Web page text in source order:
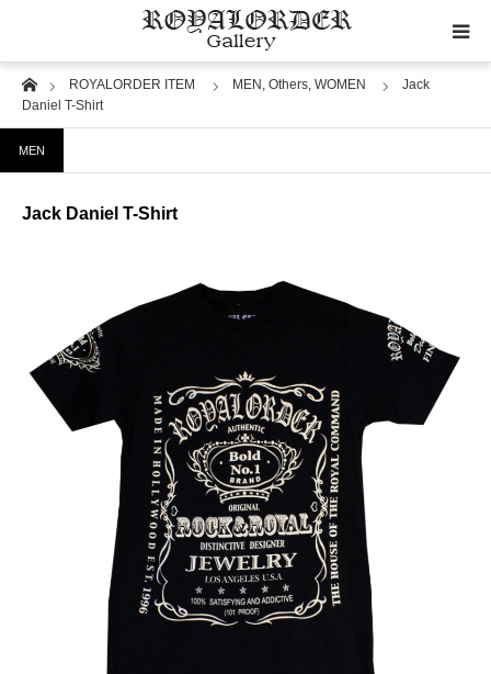
HomeROYALORDER ITEM MEN, Others, WOMEN
Jack
Daniel T-Shirt
MEN
Jack Daniel T-Shirt
Category
Motif
Wedding
RoyalOrder Links